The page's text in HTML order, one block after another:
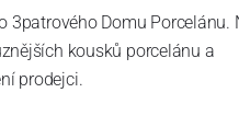
3patrového Domu Porcelánu.
kousků porcelánu a
prodejci.